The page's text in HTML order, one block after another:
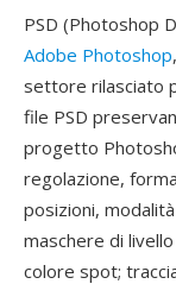
PSD (Photoshop
Adobe Photoshop
settore rilasciato
file PSD
progetto
regolazione,
posizioni,
maschere di
colore spot;